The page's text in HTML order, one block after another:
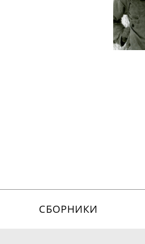
СБОРНИКИ